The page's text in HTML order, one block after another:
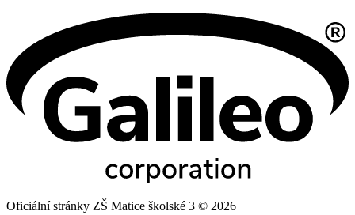
Oficiální stránky ZŠ Matice školské 3 © 2026